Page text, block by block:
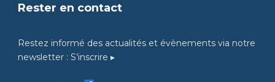
Rester en contact
Restez informé des actualités et évènements via notre
newsletter : S’inscrire ▸